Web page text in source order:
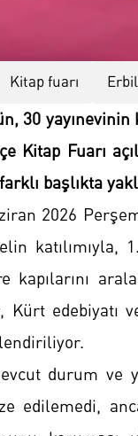
Kitap fuarı Erbil
30
Kitap Fuarı
başlıkta
2026
kapılarını
Kürt
durum ve
edilemedi,